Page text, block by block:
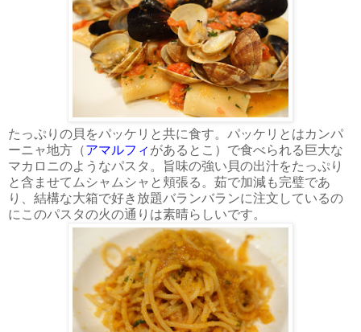
たっぷりの貝をパッケリと共に食す。パッケリとはカンパ
ーニャ地方（アマルフィ があるとこ）で食べられる巨大な
マカロニのようなパスタ。旨味の強い貝の出汁をたっぷり
と含ませてムシャムシャと頬張る。茹で加減も完璧であ
り、結構な大箱で好き放題バランバランに注文しているの
にこのパスタの火の通りは素晴らしいです。